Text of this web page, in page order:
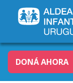
DONÁ AHORA